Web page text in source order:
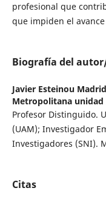
profesional que
que impiden el
Biografía del
Javier Esteinou
Metropolitana unidad
Profesor Distinguido.
(UAM); Investigador
Investigadores (SNI).
Citas